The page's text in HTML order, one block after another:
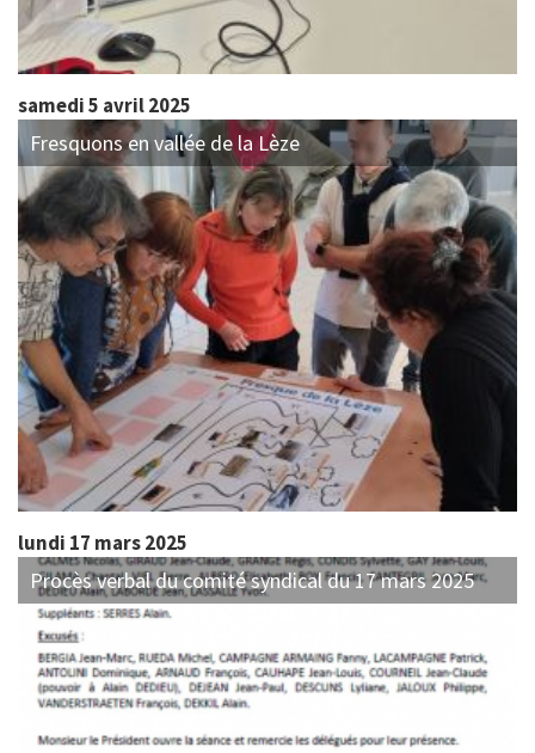
samedi 5 avril 2025
Fresquons en vallée de la Lèze
lundi 17 mars 2025
Procès verbal du comité syndical du 17 mars 2025